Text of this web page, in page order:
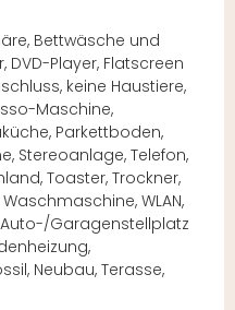
Bettwäsche und
DVD-Player, Flatscreen
keine Haustiere,
Maschine,
Parkettboden,
Stereoanlage, Telefon,
Toaster, Trockner,
WLAN,
Auto-/Garagenstellplatz
Neubau, Terasse,